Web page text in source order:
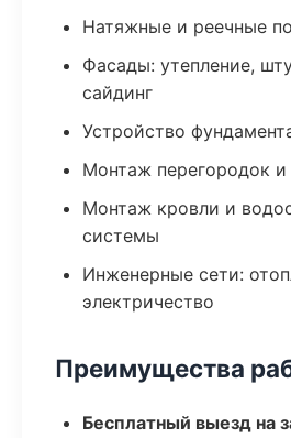
Натяжные и реечные
Фасады: утепление,
сайдинг
Устройство
Монтаж перегородок и
Монтаж кровли и
системы
Инженерные сети:
электричество
Преимущества
Бесплатный выезд на